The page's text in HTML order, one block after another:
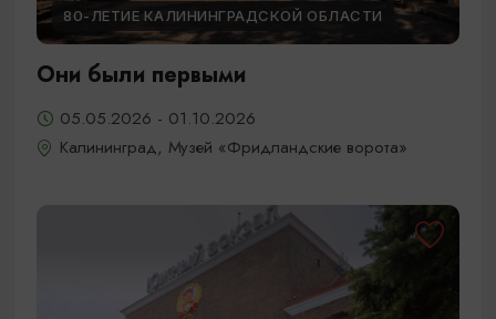
80-ЛЕТИЕ КАЛИНИНГРАДСКОЙ ОБЛАСТИ
Они были первыми
05.05.2026 - 01.10.2026
Калининград, Музей «Фридландские ворота»